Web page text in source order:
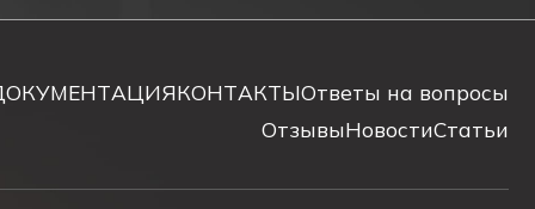
предусмотрены светодиодные индикаторы.
из гипсокартона.
КОНТАКТЫОтветы на вопросы
ОтзывыНовостиСтатьи